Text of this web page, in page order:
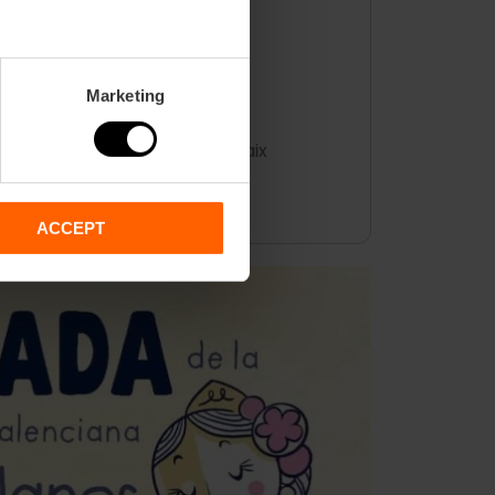
Marketing
ACCEPT
ingresso deigegants
di Patraix
correfocfinale.